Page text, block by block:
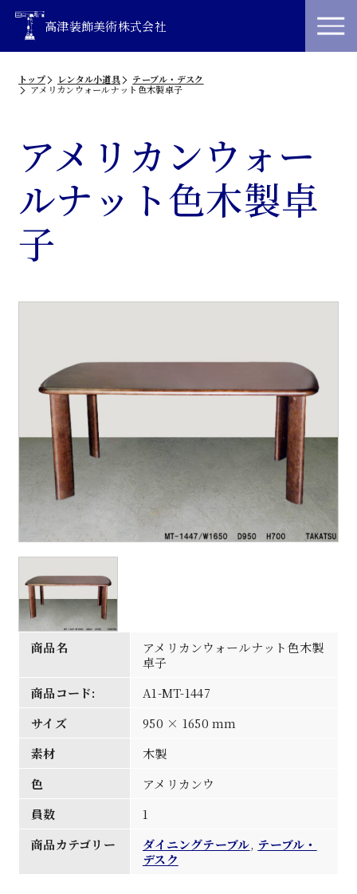
高津装飾美術株式会社
トップ レンタル小道具
テーブル・デスク
アメリカンウォールナット色木製卓子
アメリカンウォー
ルナット色木製卓
子
商品名
アメリカンウォールナット色木製
卓子
商品コード:
A1-MT-1447
サイズ
950 × 1650 mm
素材
木製
色
アメリカンウ
員数
1
商品カテゴリー
ダイニングテーブル, テーブル・
デスク